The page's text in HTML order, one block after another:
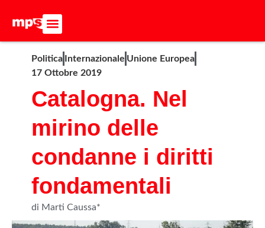
Politica Internazionale Unione Europea
17 Ottobre 2019
Catalogna. Nel
mirino delle
condanne i diritti
fondamentali
di Marti Caussa*